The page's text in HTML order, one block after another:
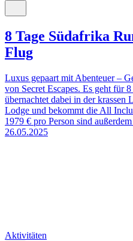
8 Tage Südafrika
Flug
Luxus gepaart mit Abenteuer –
von Secret Escapes. Es geht für
übernachtet dabei in der
Lodge und bekommt die All
1979 € pro Person sind
26.05.2025
Aktivitäten